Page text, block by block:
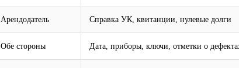
Арендодатель Справка УК, квитанции, нулевые долги
Обе стороны Дата, приборы, ключи, отметки о